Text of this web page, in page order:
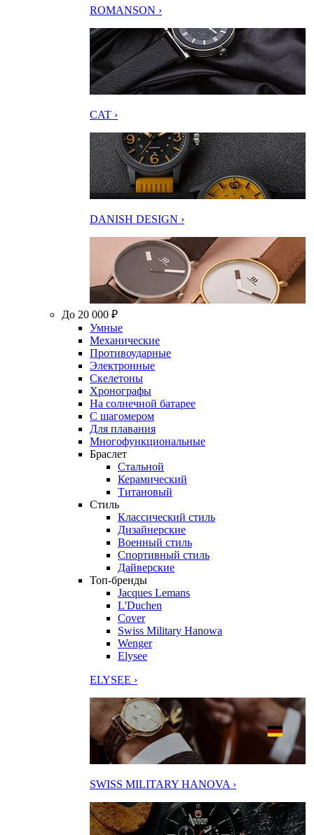
ROMANSON ›
CAT ›
DANISH DESIGN ›
До 20 000 ₽
Умные
Механические
Противоударные
Электронные
Скелетоны
Хронографы
На солнечной батарее
С шагомером
Для плавания
Многофункциональные
Браслет
Стальной
Керамический
Титановый
Стиль
Классический стиль
Дизайнерские
Военный стиль
Спортивный стиль
Дайверские
Топ-бренды
Jacques Lemans
L'Duchen
Cover
Swiss Military Hanowa
Wenger
Elysee
ELYSEE ›
SWISS MILITARY HANOVA ›